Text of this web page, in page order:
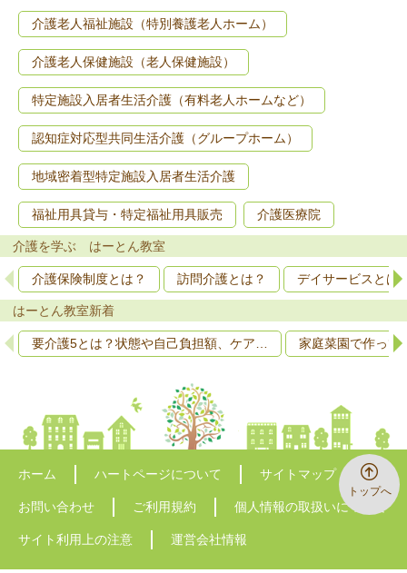
トップへ
介護老人福祉施設（特別養護老人ホーム）
介護老人保健施設（老人保健施設）
特定施設入居者生活介護（有料老人ホームなど）
認知症対応型共同生活介護（グループホーム）
地域密着型特定施設入居者生活介護
福祉用具貸与・特定福祉用具販売 介護医療院
介護を学ぶ はーとん教室
介護保険制度とは？ 訪問介護とは？ デイサービスとは
はーとん教室新着
要介護5とは？状態や自己負担額、ケア… 家庭菜園で作っ
ホーム ハートページについて サイトマップ
お問い合わせ ご利用規約 個人情報の取扱いについて
サイト利用上の注意 運営会社情報